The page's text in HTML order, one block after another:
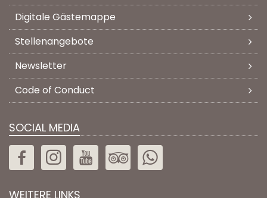
Digitale Gästemappe
Stellenangebote
Newsletter
Code of Conduct
SOCIAL MEDIA
WEITERE LINKS